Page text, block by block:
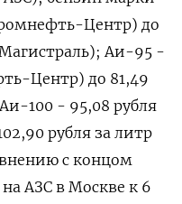
Центр) до
​Аи-95 -
Центр) до 81,49
100 - 95,08 рубля
рубля за литр
с концом
АЗС в Москве к 6